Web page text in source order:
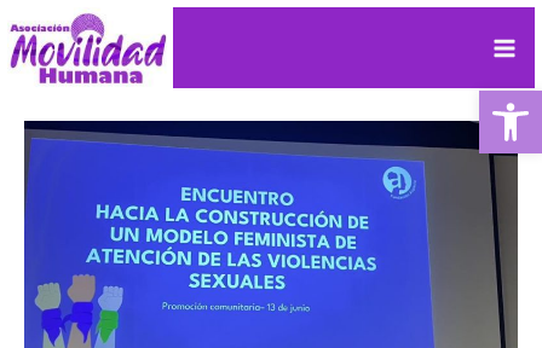
al
contenido
Navegación
de
entradas